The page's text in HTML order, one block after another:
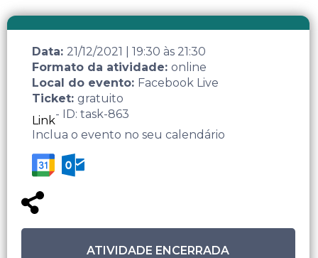
Data: 21/12/2021 19:30 às 21:30
Formato da atividade: online
Local do evento: Facebook Live
Ticket: gratuito
Link- ID: task-863
Inclua o evento no seu calendário
ATIVIDADE ENCERRADA